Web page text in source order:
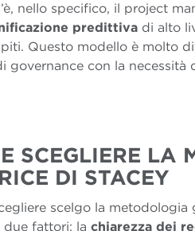
nello specifico, il project
predittiva di alto
Questo modello è molto
governance con la necessità
SCEGLIERE LA
DI STACEY
scelgo la
due fattori: la chiarezza dei